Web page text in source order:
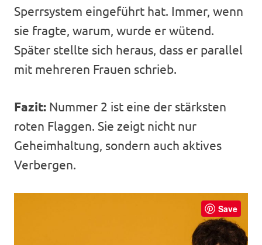
Sperrsystem eingeführt hat. Immer, wenn
sie fragte, warum, wurde er wütend.
Später stellte sich heraus, dass er parallel
mit mehreren Frauen schrieb.
Fazit: Nummer 2 ist eine der stärksten
roten Flaggen. Sie zeigt nicht nur
Geheimhaltung, sondern auch aktives
Verbergen.
Save